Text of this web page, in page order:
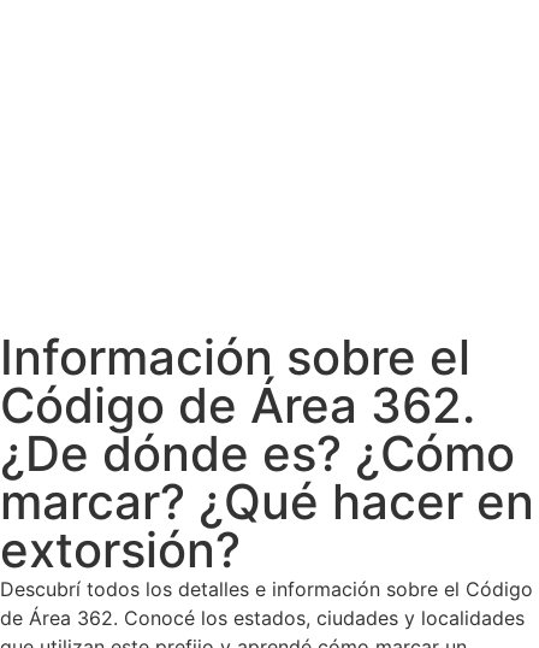
Información sobre el
Código de Área 362.
¿De dónde es? ¿Cómo
marcar? ¿Qué hacer en
extorsión?
Descubrí todos los detalles e información sobre el Código
de Área 362. Conocé los estados, ciudades y localidades